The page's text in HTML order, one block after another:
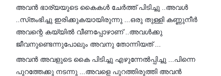
അവൻ ഭാര്യയുടെ കൈകൾ ചേർത്ത് പിടിച്ചു ..അവൾ
..സ്‌തംഭിച്ചു ഇരിക്കുകയായിരുന്നു ...ഒരു തുള്ളി കണ്ണുനീർ
അവന്റെ കയ്യിൽ വീണപ്പോഴാണ് ..അവൾക്കു
ജീവനുണ്ടെന്നുപോലും അവനു തോന്നിയത് ...
അവൻ അവളുടെ കൈ പിടിച്ചു എഴുന്നേൽപ്പിച്ചു ...പിന്നെ
പുറത്തേക്കു നടന്നു ...അവളെ പുറത്തിരുത്തി അവൻ